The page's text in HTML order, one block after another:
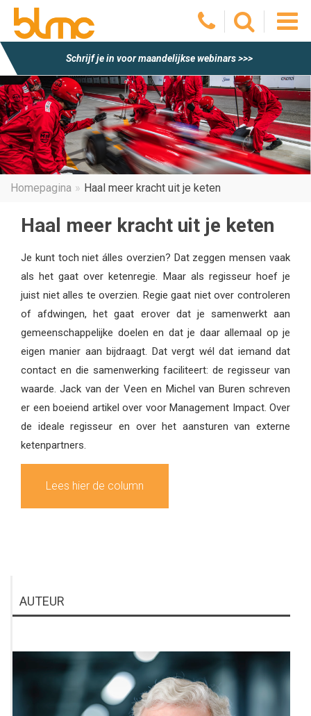
Schrijf je in voor maandelijkse webinars >>>
Homepagina Haal meer kracht uit je keten
Haal meer kracht uit je keten
Je kunt toch niet álles overzien? Dat zeggen mensen vaak
als het gaat over ketenregie. Maar als regisseur hoef je
juist niet alles te overzien. Regie gaat niet over controleren
of afdwingen, het gaat erover dat je samenwerkt aan
gemeenschappelijke doelen en dat je daar allemaal op je
eigen manier aan bijdraagt. Dat vergt wél dat iemand dat
contact en die samenwerking faciliteert: de regisseur van
waarde. Jack van der Veen en Michel van Buren schreven
er een boeiend artikel over voor Management Impact. Over
de ideale regisseur en over het aansturen van externe
ketenpartners.
Lees hier de column
AUTEUR